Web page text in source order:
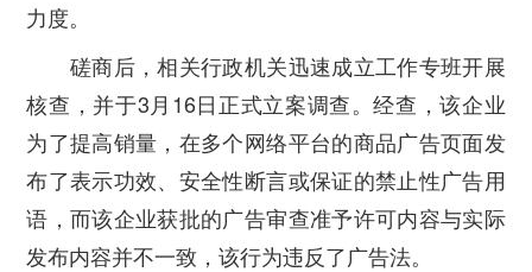
力度。
磋商后，相关行政机关迅速成立工作专班开展
核查，并于3月16日正式立案调查。经查，该企业
为了提高销量，在多个网络平台的商品广告页面发
布了表示功效、安全性断言或保证的禁止性广告用
语，而该企业获批的广告审查准予许可内容与实际
发布内容并不一致，该行为违反了广告法。